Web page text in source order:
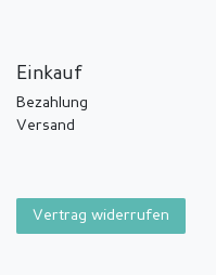
Einkauf
Bezahlung
Versand
Vertrag widerrufen